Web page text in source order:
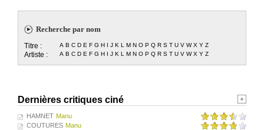
Recherche par nom
Titre : A B C D E F G H I J K L M N O P Q R S T U V W X Y Z
Artiste : A B C D E F G H I J K L M N O P Q R S T U V W X Y Z
Dernières critiques ciné
HAMNET Manu
COUTURES Manu